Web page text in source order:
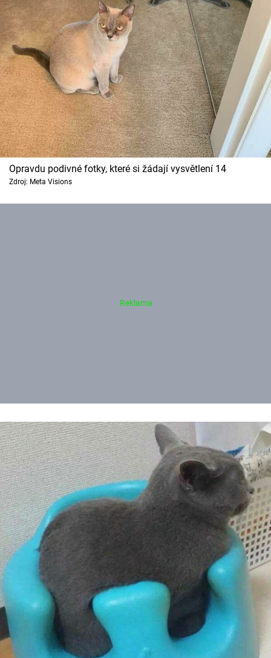
Opravdu podivné fotky, které si žádají vysvětlení 14
Zdroj: Meta Visions